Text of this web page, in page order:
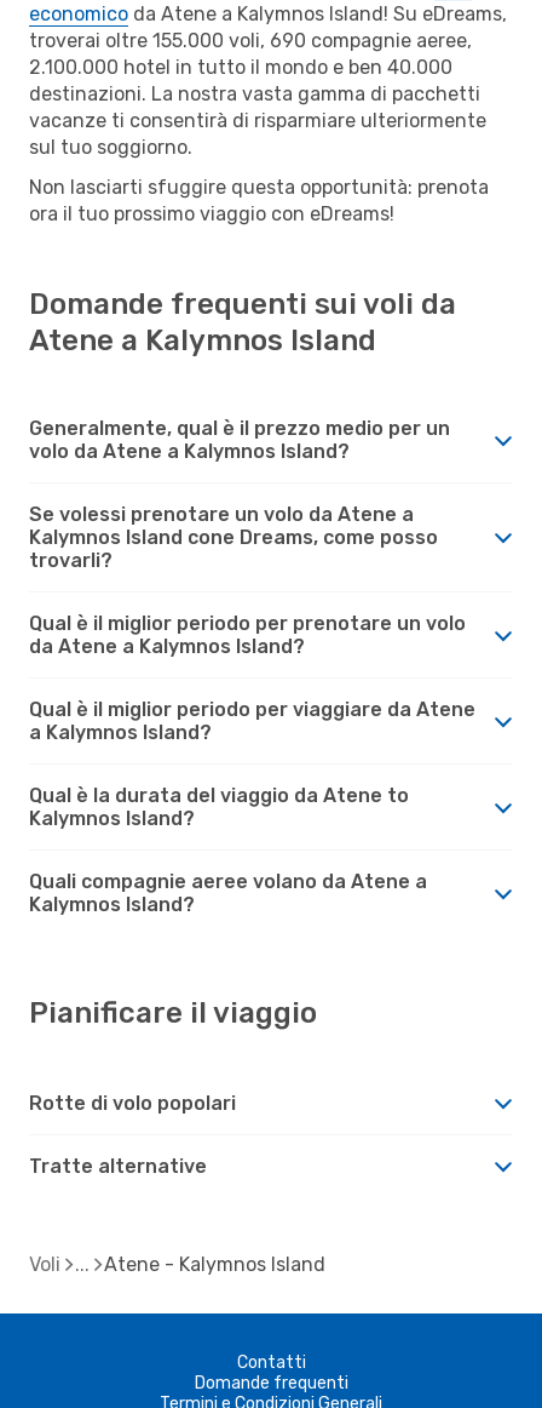
economico da Atene a Kalymnos Island! Su eDreams,
troverai oltre 155.000 voli, 690 compagnie aeree,
2.100.000 hotel in tutto il mondo e ben 40.000
destinazioni. La nostra vasta gamma di pacchetti
vacanze ti consentirà di risparmiare ulteriormente
sul tuo soggiorno.
Non lasciarti sfuggire questa opportunità: prenota
ora il tuo prossimo viaggio con eDreams!
Domande frequenti sui voli da
Atene a Kalymnos Island
Generalmente, qual è il prezzo medio per un
volo da Atene a Kalymnos Island?
Se volessi prenotare un volo da Atene a
Kalymnos Island cone Dreams, come posso
trovarli?
Qual è il miglior periodo per prenotare un volo
da Atene a Kalymnos Island?
Qual è il miglior periodo per viaggiare da Atene
a Kalymnos Island?
Qual è la durata del viaggio da Atene to
Kalymnos Island?
Quali compagnie aeree volano da Atene a
Kalymnos Island?
Pianificare il viaggio
Rotte di volo popolari
Tratte alternative
Voli Atene - Kalymnos Island
Contatti
Domande frequenti
Termini e Condizioni Generali